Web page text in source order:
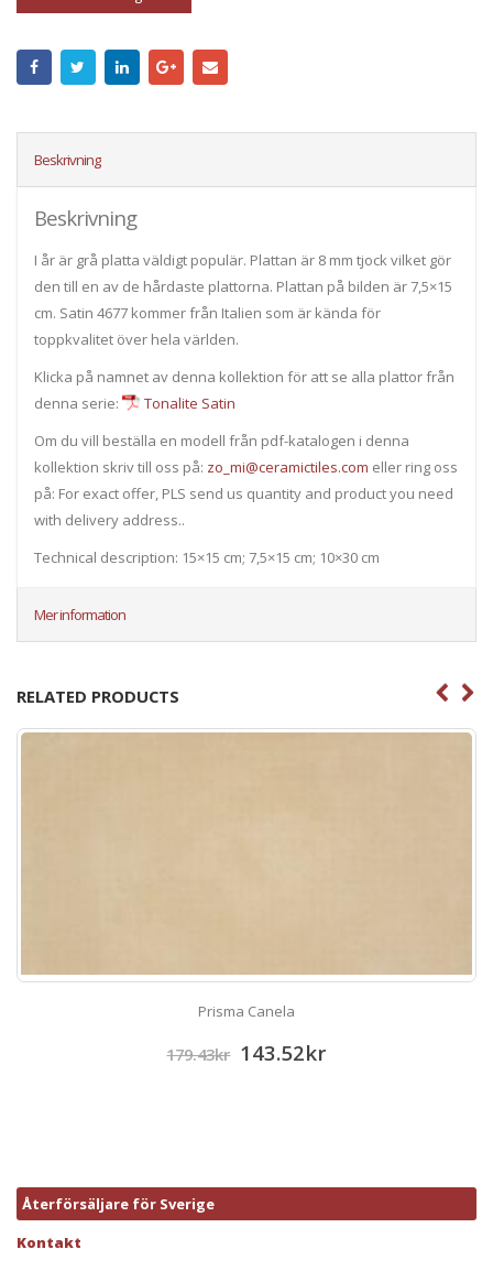
Beskrivning
Beskrivning
I år är grå platta väldigt populär. Plattan är 8 mm tjock vilket gör
den till en av de hårdaste plattorna. Plattan på bilden är 7,5×15
cm. Satin 4677 kommer från Italien som är kända för
toppkvalitet över hela världen.
Klicka på namnet av denna kollektion för att se alla plattor från
denna serie:
Tonalite Satin
Om du vill beställa en modell från pdf-katalogen i denna
kollektion skriv till oss på: zo_mi@ceramictiles.com eller ring oss
på: For exact offer, PLS send us quantity and product you need
with delivery address..
Technical description: 15×15 cm; 7,5×15 cm; 10×30 cm
Mer information
RELATED PRODUCTS
Prisma Canela
179.43kr 143.52kr
Återförsäljare för Sverige
Kontakt